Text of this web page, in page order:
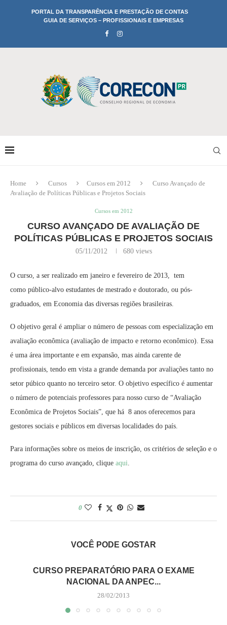
PORTAL DA TRANSPARÊNCIA E PRESTAÇÃO DE CONTAS
GUIA DE SERVIÇOS – PROFISSIONAIS E EMPRESAS
Home Cursos Cursos em 2012
Curso Avançado de
Avaliação de Políticas Públicas e Projetos Sociais
Cursos em 2012
CURSO AVANÇADO DE AVALIAÇÃO DE
POLÍTICAS PÚBLICAS E PROJETOS SOCIAIS
05/11/2012 680views
O curso, a ser realizado em janeiro e fevereiro de 2013, tem
como público-alvo estudantes de mestrado e doutorado, ou pós-
graduados, em Economia das diversas regiões brasileiras.
O objetivo geral é ampliar o número de pessoas com especialização em
avaliação econômica (avaliação de impacto e retorno econômico). Essa
é uma área importante e em expansão, mas ainda carente de
profissionais, tendo em vista a grande demanda por avaliações tanto no
setor púbico quanto no terceiro setor. O objetivo específico é aumentar
o número de potenciais professores para nosso curso de “Avaliação
Econômica de Projetos Sociais”, que há 8 anos oferecemos para
gestores sociais e públicos em diversas localidades do país.
Para informações sobre os meios de inscrição, os critérios de seleção e o
programa do curso avançado, clique aqui.
0
VOCÊ PODE GOSTAR
CURSO PREPARATÓRIO PARA O EXAME
NACIONAL DA ANPEC...
28/02/2013